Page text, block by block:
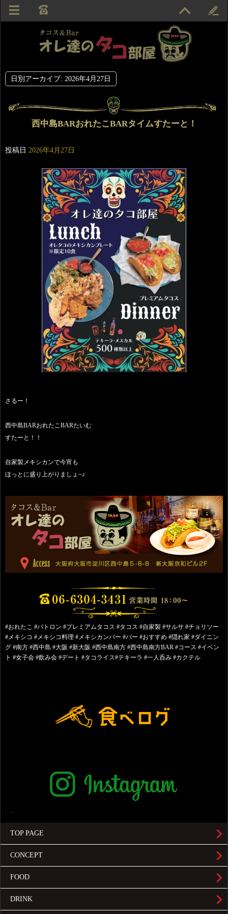
日別アーカイブ: 2026年4月27日
西中島BARおれたこBARタイムすたーと！
投稿日 2026年4月27日
さるー！
西中島BARおれたこBARたいむ
すたーと！！
自家製メキシカンで今宵も
ほっとに盛り上がりましょ~♪
#おれたこ #パトロン #プレミアムタコス #タコス #自家製 #サルサ #チョリソー
#メキシコ #メキシコ料理 #メキシカンバー #バー #おすすめ #隠れ家 #ダイニン
グ #南方 #西中島 #大阪 #新大阪 #西中島南方 #西中島南方BAR #コース #イベン
ト #女子会 #飲み会 #デート #タコライス#テキーラ #一人呑み #カクテル
TOP PAGE
CONCEPT
FOOD
DRINK